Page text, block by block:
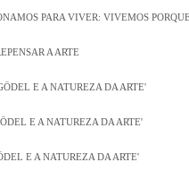
PARA VIVER: VIVEMOS
A ARTE
E A NATUREZA DA ARTE'
E A NATUREZA DA ARTE'
E A NATUREZA DA ARTE'